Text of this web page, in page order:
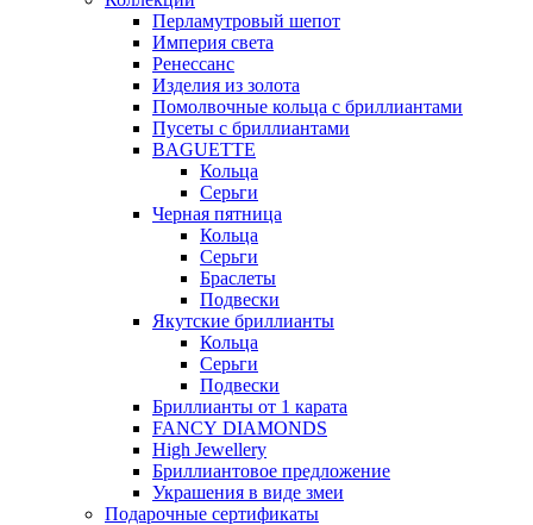
Перламутровый шепот
Империя света
Ренессанс
Изделия из золота
Помолвочные кольца с бриллиантами
Пусеты с бриллиантами
BAGUETTE
Кольца
Серьги
Черная пятница
Кольца
Серьги
Браслеты
Подвески
Якутские бриллианты
Кольца
Серьги
Подвески
Бриллианты от 1 карата
FANCY DIAMONDS
High Jewellery
Бриллиантовое предложение
Украшения в виде змеи
Подарочные сертификаты